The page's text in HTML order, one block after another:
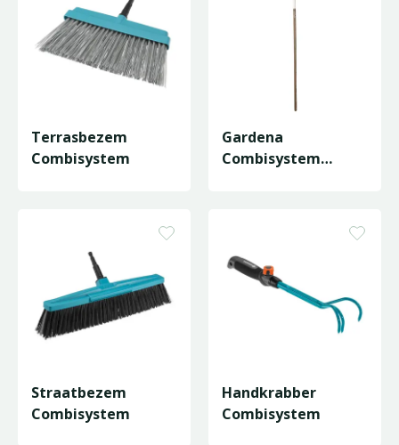
Terrasbezem
Combisystem
Gardena
Combisystem
Straatbezem
Combisystem
Handkrabber
Combisystem